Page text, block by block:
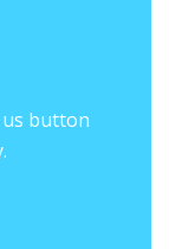
button